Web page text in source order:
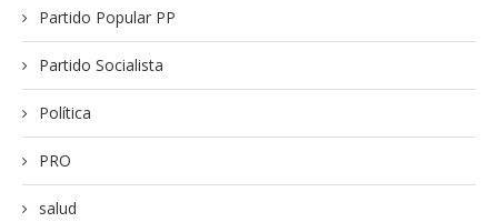
Partido Popular PP
Partido Socialista
Política
PRO
salud